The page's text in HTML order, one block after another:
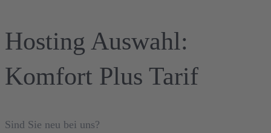
Hosting Auswahl:
Komfort Plus Tarif
Sind Sie neu bei uns?